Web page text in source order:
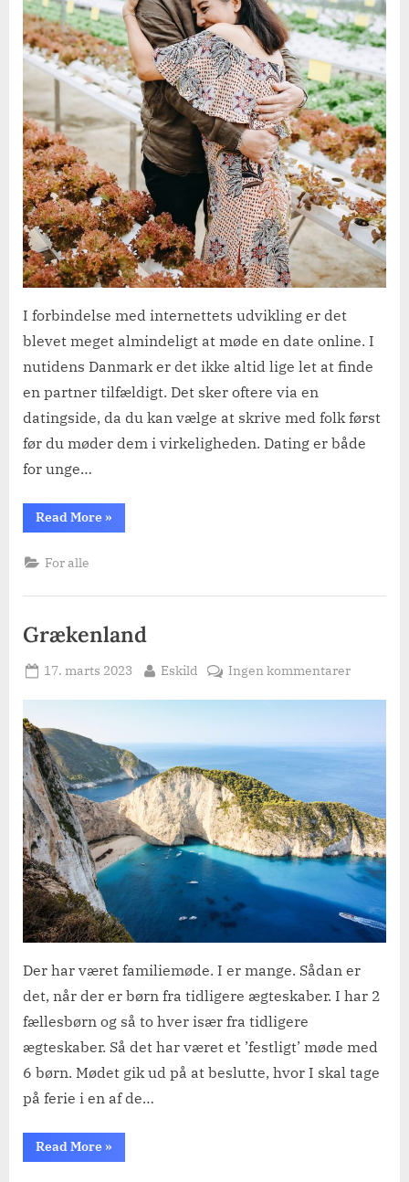
I forbindelse med internettets udvikling er det
blevet meget almindeligt at møde en date online. I
nutidens Danmark er det ikke altid lige let at finde
en partner tilfældigt. Det sker oftere via en
datingside, da du kan vælge at skrive med folk først
før du møder dem i virkeligheden. Dating er både
for unge…
Read More“Netdating
er
»
For alle
Grækenland
Posted
17. marts 2023 By
Eskild Ingen kommentarertil
Der har været familiemøde. I er mange. Sådan er
det, når der er børn fra tidligere ægteskaber. I har 2
fællesbørn og så to hver især fra tidligere
ægteskaber. Så det har været et ’festligt’ møde med
6 børn. Mødet gik ud på at beslutte, hvor I skal tage
på ferie i en af de…
Read More“Grækenland”
»